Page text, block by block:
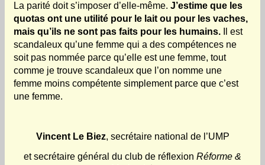
La parité doit s’imposer d’elle-même. J’estime que les
quotas ont une utilité pour le lait ou pour les vaches,
mais qu’ils ne sont pas faits pour les humains. Il est
scandaleux qu’une femme qui a des compétences ne
soit pas nommée parce qu’elle est une femme, tout
comme je trouve scandaleux que l’on nomme une
femme moins compétente simplement parce que c’est
une femme.
Vincent Le Biez, secrétaire national de l’UMP
et secrétaire général du club de réflexion Réforme &